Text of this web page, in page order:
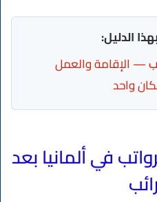
الدليل:
— الإقامة والعمل
واحد
في ألمانيا بعد